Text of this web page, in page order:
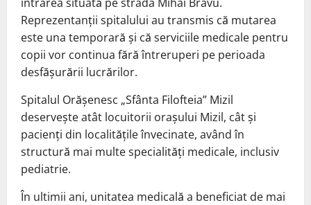
Reprezentanții spitalului au transmis că mutarea
este una temporară și că serviciile medicale pentru
copii vor continua fără întreruperi pe perioada
desfășurării lucrărilor.
Spitalul Orășenesc „Sfânta Filofteia” Mizil
deservește atât locuitorii orașului Mizil, cât și
pacienți din localitățile învecinate, având în
structură mai multe specialități medicale, inclusiv
pediatrie.
În ultimii ani, unitatea medicală a beneficiat de mai